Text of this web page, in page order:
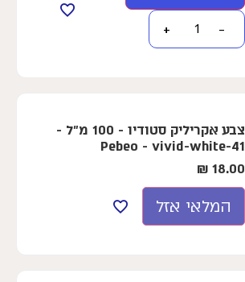
−
+
צבע אקריליק סטודיו - 100 מ"ל -
Pebeo - vivid-white-41
18.00
₪
המלאי אזל